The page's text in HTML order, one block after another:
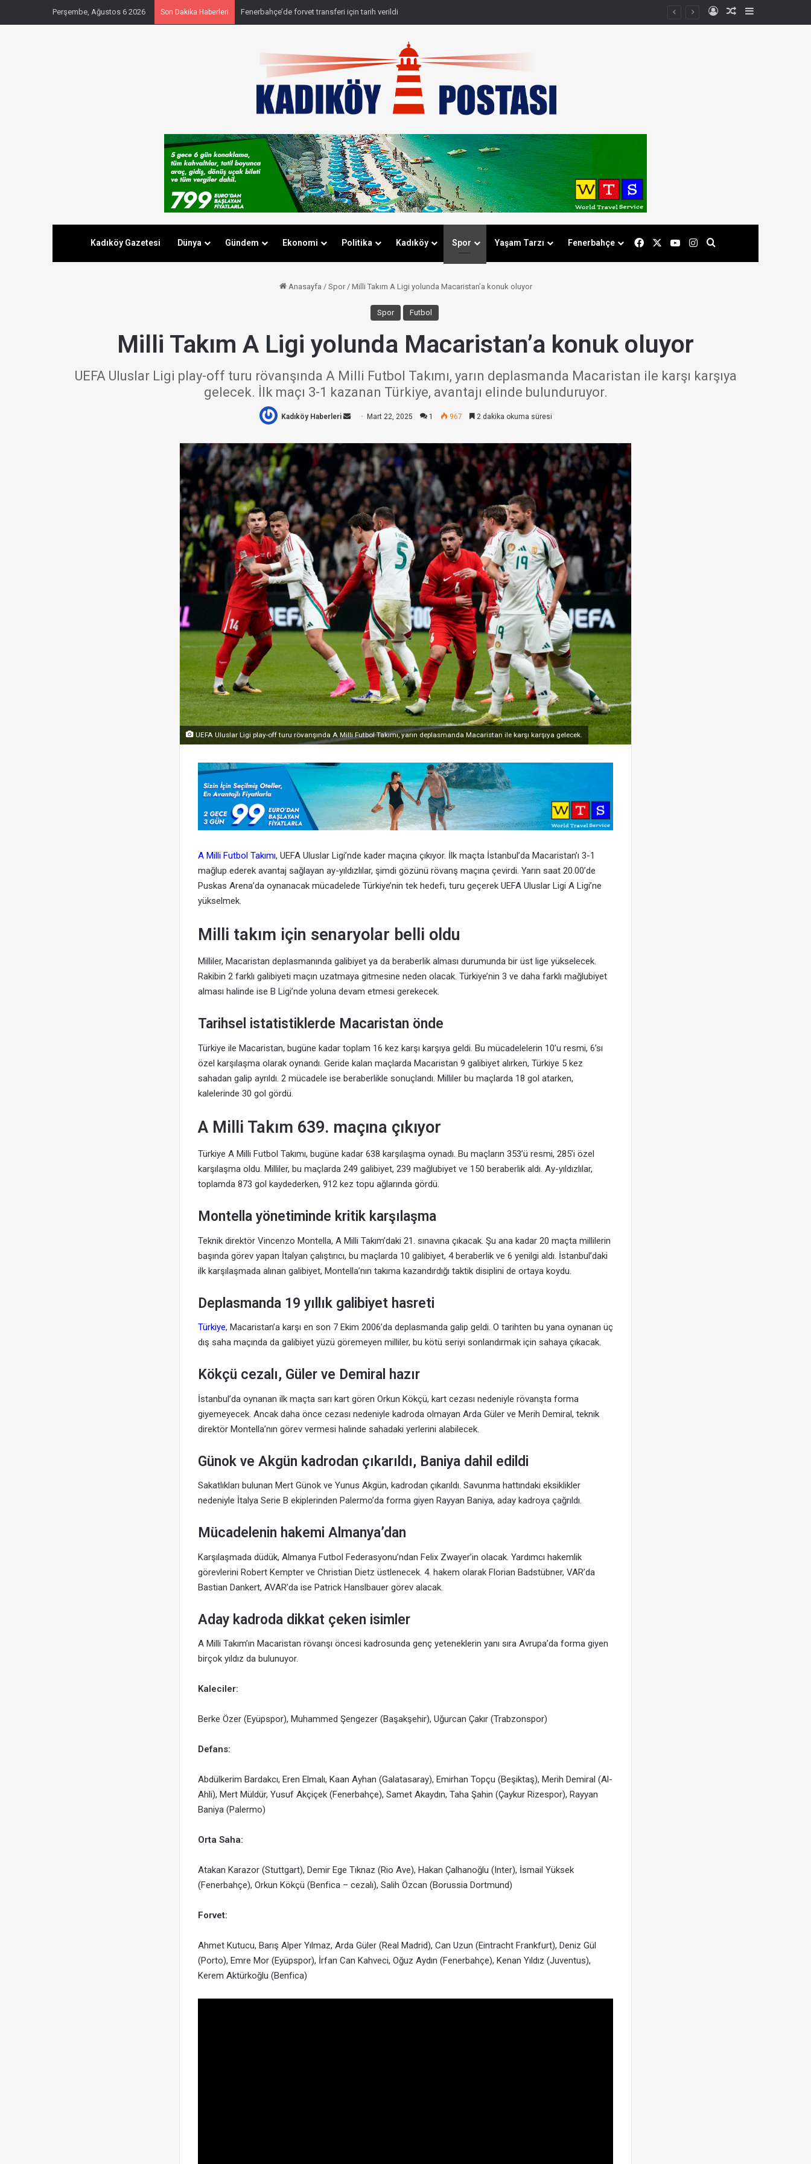
Perşembe, Ağustos 6 2026 Son Dakika Haberleri Fenerbahçe’de forvet transferi için tarih verildi Kayıt OlRastgele Makale
Kadıköy Gazetesi Dünya Gündem Ekonomi Politika Kadıköy Spor Yaşam Tarzı Fenerbahçe FacebookYouTubeInstagram
Anasayfa / Spor / Milli Takım A Ligi yolunda Macaristan’a konuk oluyor
Spor Futbol
Milli Takım A Ligi yolunda Macaristan’a konuk oluyor
UEFA Uluslar Ligi play-off turu rövanşında A Milli Futbol Takımı, yarın deplasmanda Macaristan ile karşı karşıya
gelecek. İlk maçı 3-1 kazanan Türkiye, avantajı elinde bulunduruyor.
Kadıköy Haberleri
Bir
posta
göndermek
Mart 22, 2025 1 967 2 dakika okuma süresi
UEFA Uluslar Ligi play-off turu rövanşında A Milli Futbol Takımı, yarın deplasmanda Macaristan ile karşı karşıya gelecek.
A Milli Futbol Takımı, UEFA Uluslar Ligi’nde kader maçına çıkıyor. İlk maçta İstanbul’da Macaristan’ı 3-1
mağlup ederek avantaj sağlayan ay-yıldızlılar, şimdi gözünü rövanş maçına çevirdi. Yarın saat 20.00’de
Puskas Arena’da oynanacak mücadelede Türkiye’nin tek hedefi, turu geçerek UEFA Uluslar Ligi A Ligi’ne
yükselmek.
Milli takım için senaryolar belli oldu
Milliler, Macaristan deplasmanında galibiyet ya da beraberlik alması durumunda bir üst lige yükselecek.
Rakibin 2 farklı galibiyeti maçın uzatmaya gitmesine neden olacak. Türkiye’nin 3 ve daha farklı mağlubiyet
alması halinde ise B Ligi’nde yoluna devam etmesi gerekecek.
Tarihsel istatistiklerde Macaristan önde
Türkiye ile Macaristan, bugüne kadar toplam 16 kez karşı karşıya geldi. Bu mücadelelerin 10’u resmi, 6’sı
özel karşılaşma olarak oynandı. Geride kalan maçlarda Macaristan 9 galibiyet alırken, Türkiye 5 kez
sahadan galip ayrıldı. 2 mücadele ise beraberlikle sonuçlandı. Milliler bu maçlarda 18 gol atarken,
kalelerinde 30 gol gördü.
A Milli Takım 639. maçına çıkıyor
Türkiye A Milli Futbol Takımı, bugüne kadar 638 karşılaşma oynadı. Bu maçların 353’ü resmi, 285’i özel
karşılaşma oldu. Milliler, bu maçlarda 249 galibiyet, 239 mağlubiyet ve 150 beraberlik aldı. Ay-yıldızlılar,
toplamda 873 gol kaydederken, 912 kez topu ağlarında gördü.
Montella yönetiminde kritik karşılaşma
Teknik direktör Vincenzo Montella, A Milli Takım’daki 21. sınavına çıkacak. Şu ana kadar 20 maçta millilerin
başında görev yapan İtalyan çalıştırıcı, bu maçlarda 10 galibiyet, 4 beraberlik ve 6 yenilgi aldı. İstanbul’daki
ilk karşılaşmada alınan galibiyet, Montella’nın takıma kazandırdığı taktik disiplini de ortaya koydu.
Deplasmanda 19 yıllık galibiyet hasreti
Türkiye, Macaristan’a karşı en son 7 Ekim 2006’da deplasmanda galip geldi. O tarihten bu yana oynanan üç
dış saha maçında da galibiyet yüzü göremeyen milliler, bu kötü seriyi sonlandırmak için sahaya çıkacak.
Kökçü cezalı, Güler ve Demiral hazır
İstanbul’da oynanan ilk maçta sarı kart gören Orkun Kökçü, kart cezası nedeniyle rövanşta forma
giyemeyecek. Ancak daha önce cezası nedeniyle kadroda olmayan Arda Güler ve Merih Demiral, teknik
direktör Montella’nın görev vermesi halinde sahadaki yerlerini alabilecek.
Günok ve Akgün kadrodan çıkarıldı, Baniya dahil edildi
Sakatlıkları bulunan Mert Günok ve Yunus Akgün, kadrodan çıkarıldı. Savunma hattındaki eksiklikler
nedeniyle İtalya Serie B ekiplerinden Palermo’da forma giyen Rayyan Baniya, aday kadroya çağrıldı.
Mücadelenin hakemi Almanya’dan
Karşılaşmada düdük, Almanya Futbol Federasyonu’ndan Felix Zwayer’in olacak. Yardımcı hakemlik
görevlerini Robert Kempter ve Christian Dietz üstlenecek. 4. hakem olarak Florian Badstübner, VAR’da
Bastian Dankert, AVAR’da ise Patrick Hanslbauer görev alacak.
Aday kadroda dikkat çeken isimler
A Milli Takım’ın Macaristan rövanşı öncesi kadrosunda genç yeteneklerin yanı sıra Avrupa’da forma giyen
birçok yıldız da bulunuyor.
Kaleciler:
Berke Özer (Eyüpspor), Muhammed Şengezer (Başakşehir), Uğurcan Çakır (Trabzonspor)
Defans:
Abdülkerim Bardakcı, Eren Elmalı, Kaan Ayhan (Galatasaray), Emirhan Topçu (Beşiktaş), Merih Demiral (Al-
Ahli), Mert Müldür, Yusuf Akçiçek (Fenerbahçe), Samet Akaydın, Taha Şahin (Çaykur Rizespor), Rayyan
Baniya (Palermo)
Orta Saha:
Atakan Karazor (Stuttgart), Demir Ege Tıknaz (Rio Ave), Hakan Çalhanoğlu (Inter), İsmail Yüksek
(Fenerbahçe), Orkun Kökçü (Benfica – cezalı), Salih Özcan (Borussia Dortmund)
Forvet:
Ahmet Kutucu, Barış Alper Yılmaz, Arda Güler (Real Madrid), Can Uzun (Eintracht Frankfurt), Deniz Gül
(Porto), Emre Mor (Eyüpspor), İrfan Can Kahveci, Oğuz Aydın (Fenerbahçe), Kenan Yıldız (Juventus),
Kerem Aktürkoğlu (Benfica)